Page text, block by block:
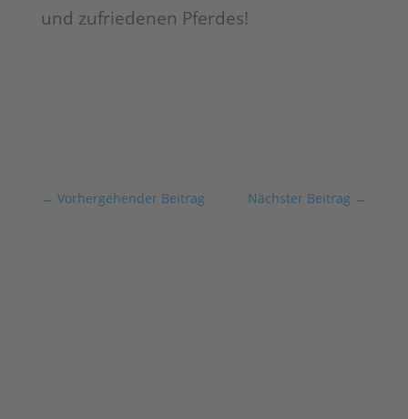
und zufriedenen Pferdes!
← Vorhergehender Beitrag Nächster Beitrag →